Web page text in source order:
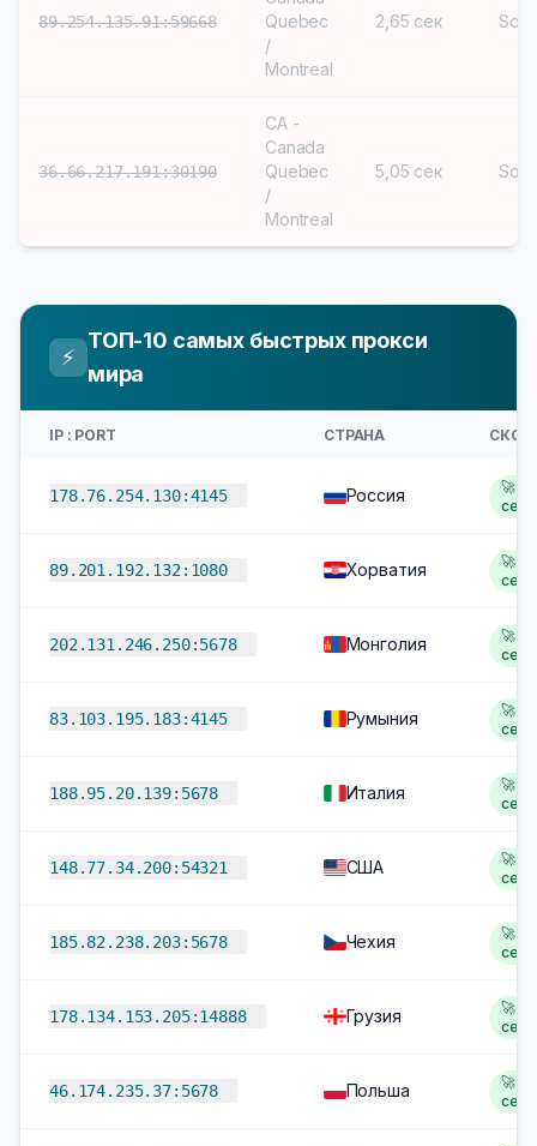
89.254.135.91:59668
Quebec
/
Montreal
2,65 сек
36.66.217.191:30190
CA -
Canada
Quebec
/
Montreal
5,05 сек
⚡
ТОП-10 самых быстрых прокси
мира
IP : PORT СТРАНА
178.76.254.130:4145 Россия
🚀
сек
89.201.192.132:1080 Хорватия
🚀
сек
202.131.246.250:5678 Монголия
🚀
сек
83.103.195.183:4145 Румыния
🚀
сек
188.95.20.139:5678 Италия
🚀
сек
148.77.34.200:54321 США
🚀
сек
185.82.238.203:5678 Чехия
🚀
сек
178.134.153.205:14888 Грузия
🚀
сек
46.174.235.37:5678 Польша
🚀
сек